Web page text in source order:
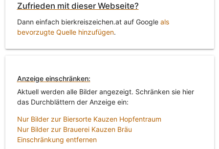
Zufrieden mit dieser Webseite?
Dann einfach bierkreiszeichen.at auf Google als
bevorzugte Quelle hinzufügen.
Anzeige einschränken:
Aktuell werden alle Bilder angezeigt. Schränken sie hier
das Durchblättern der Anzeige ein:
Nur Bilder zur Biersorte Kauzen Hopfentraum
Nur Bilder zur Brauerei Kauzen Bräu
Einschränkung entfernen